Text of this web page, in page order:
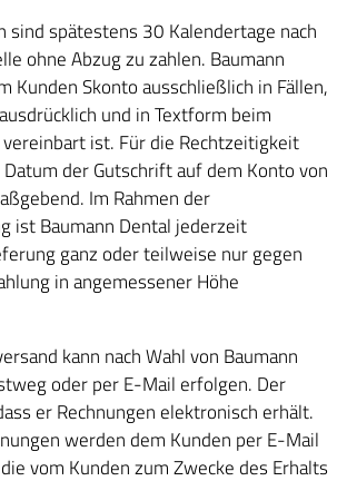
sind spätestens 30 Kalendertage nach
ohne Abzug zu zahlen. Baumann
Kunden Skonto ausschließlich in Fällen,
und in Textform beim
ist. Für die Rechtzeitigkeit
der Gutschrift auf dem Konto von
Im Rahmen der
ist Baumann Dental jederzeit
ganz oder teilweise nur gegen
in angemessener Höhe
kann nach Wahl von Baumann
oder per E-Mail erfolgen. Der
er Rechnungen elektronisch erhält.
werden dem Kunden per E-Mail
vom Kunden zum Zwecke des Erhalts